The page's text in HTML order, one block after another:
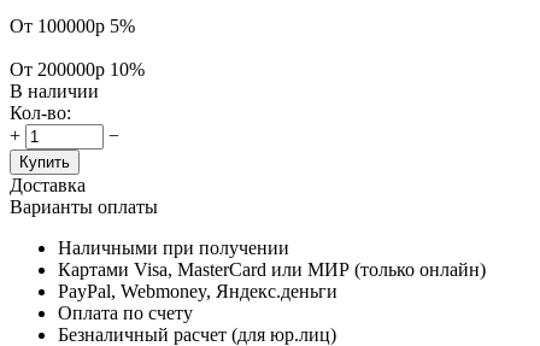
От 100000р 5%
От 200000р 10%
В наличии
Кол-во:
+
−
Купить
Доставка
Варианты оплаты
Наличными при получении
Картами Visa, MasterCard или МИР (только онлайн)
PayPal, Webmoney, Яндекс.деньги
Оплата по счету
Безналичный расчет (для юр.лиц)